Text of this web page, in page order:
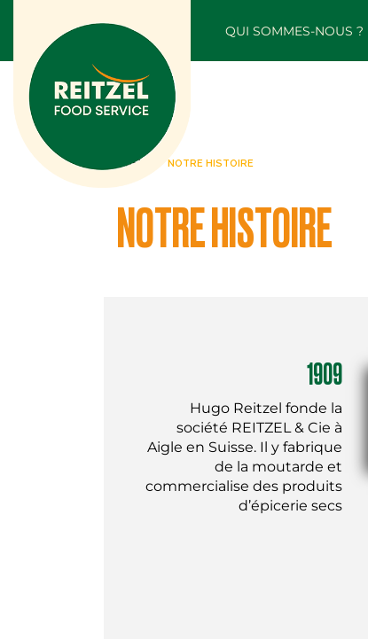
QUI SOMMES-NOUS ?
ACCUEIL NOTRE HISTOIRE
NOTRE HISTOIRE
1909
Hugo Reitzel fonde la
société REITZEL & Cie à
Aigle en Suisse. Il y fabrique
de la moutarde et
commercialise des produits
d’épicerie secs